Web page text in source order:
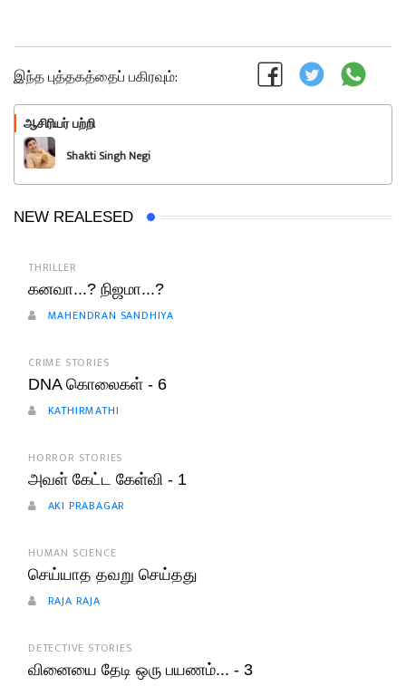
இந்த புத்தகத்தைப் பகிரவும்:
ஆசிரியர் பற்றி
Shakti Singh Negi
NEW REALESED
THRILLER
கனவா...? நிஜமா...?
MAHENDRAN SANDHIYA
CRIME STORIES
DNA கொலைகள் - 6
KATHIRMATHI
HORROR STORIES
அவள் கேட்ட கேள்வி - 1
AKI PRABAGAR
HUMAN SCIENCE
செய்யாத தவறு செய்தது
RAJA RAJA
DETECTIVE STORIES
வினையை தேடி ஒரு பயணம்... - 3